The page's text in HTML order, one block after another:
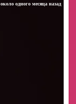
около одного месяца назад